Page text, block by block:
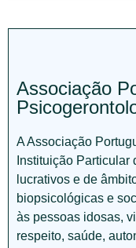
Associação
A Associação
Instituição
lucrativos e de
biopsicológicas e
às pessoas idosas,
respeito, saúde,